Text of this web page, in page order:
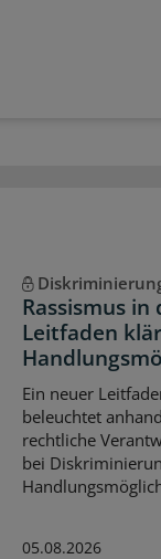
Rassismus
Leitfaden
Ein neuer
beleuchtet
rechtliche
bei
05.08.2026